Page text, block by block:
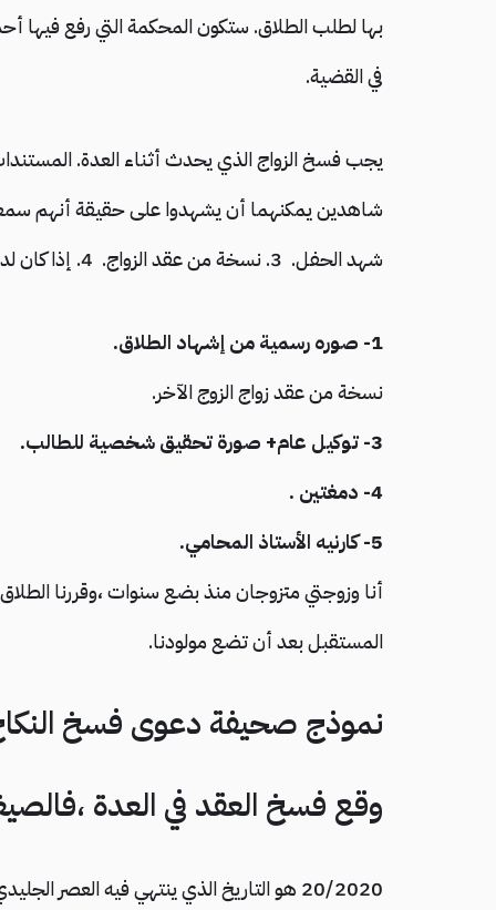
بها لطلب الطلاق. ستكون المحكمة التي رفع
في القضية.
شهد الحفل. 3. نسخة من عقد الزواج. 4. إذا كان لديك أطفال ،ولادتهم
1- صوره رسمية من إشهاد الطلاق.
نسخة من عقد زواج الزوج الآخر.
3- توكيل عام+ صورة تحقيق شخصية للطالب.
4- دمغتين .
5- كارنيه الأستاذ المحامي.
أنا وزوجتي متزوجان منذ بضع سنوات ،وقررنا
المستقبل بعد أن تضع مولودنا.
نموذج صحيفة دعوى فسخ
وقع فسخ العقد في العدة
20/2020 هو التاريخ الذي ينتهي فيه العصر الجليدي………………